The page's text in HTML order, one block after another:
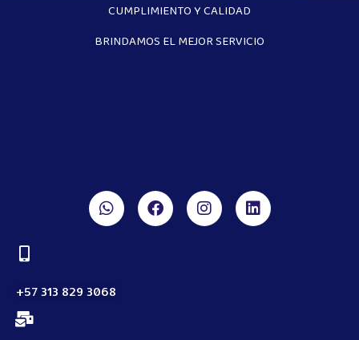
CUMPLIMIENTO Y CALIDAD
BRINDAMOS EL MEJOR SERVICIO
+57 313 829 3068